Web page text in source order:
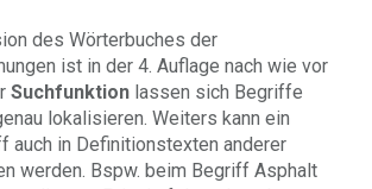
des Wörterbuches der
ist in der 4. Auflage nach wie vor
Suchfunktion lassen sich Begriffe
lokalisieren. Weiters kann ein
auch in Definitionstexten anderer
werden. Bspw. beim Begriff Asphalt